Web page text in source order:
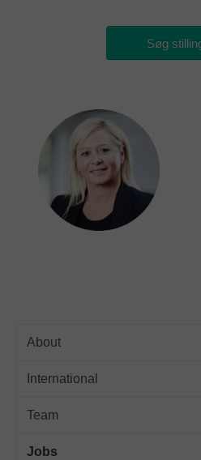
Søg
About
International
Team
Jobs